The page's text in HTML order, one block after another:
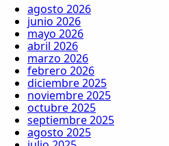
agosto 2026
junio 2026
mayo 2026
abril 2026
marzo 2026
febrero 2026
diciembre 2025
noviembre 2025
octubre 2025
septiembre 2025
agosto 2025